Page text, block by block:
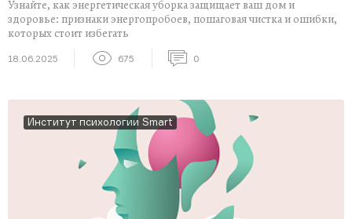
Узнайте, как энергетическая уборка защищает ваш дом и
здоровье: признаки энергопробоев, пошаговая чистка и ошибки,
которых стоит избегать
18.06.2025 675 0
Институт психологии Smart